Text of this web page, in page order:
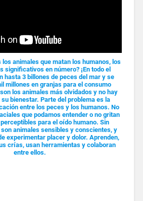
los animales que matan los humanos, los
significativos en número? ¡En todo el
hasta 3 billones de peces del mar y se
millones en granjas para el consumo
los animales más olvidados y no hay
bienestar. Parte del problema es la
entre los peces y los humanos. No
que podamos entender o no gritan
para el oído humano. Sin
animales sensibles y conscientes, y
experimentar placer y dolor. Aprenden,
crías, usan herramientas y colaboran
entre ellos.